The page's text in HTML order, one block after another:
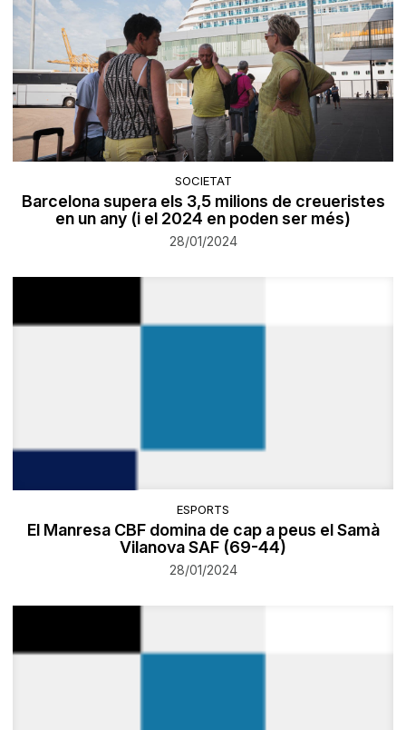
SOCIETAT
Barcelona supera els 3,5 milions de creueristes
en un any (i el 2024 en poden ser més)
28/01/2024
ESPORTS
El Manresa CBF domina de cap a peus el Samà
Vilanova SAF (69-44)
28/01/2024